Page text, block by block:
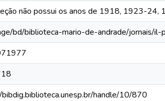
não possui os anos de 1918, 1923-24,
bd/biblioteca-mario-de-andrade/jornais/
handle/10/870